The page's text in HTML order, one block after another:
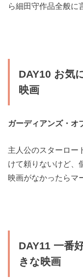
ら細田守作品全般に
DAY10 お気
映画
ガーディアンズ・オ
主人公のスターロー
けて頼りないけど、
映画がなかったらマ
DAY11 一番
きな映画